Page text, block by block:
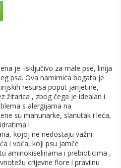
je isključivo za male pse, linija
psa. Ova namirnica bogata je
resursa poput janjetine,
žitarica , zbog čega je idealan i
s alergijama na
su mahunarke, slanutak i leća,
i
kojoj ne nedostaju važni
i voća, koji psu jamče
aminokiselinama i prebioticima ,
crijevne flore i pravilnu